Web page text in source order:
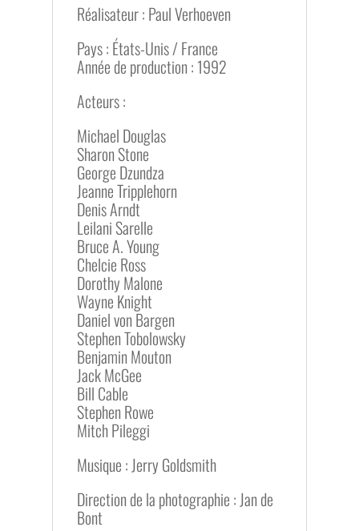
Réalisateur : Paul Verhoeven
Pays : États-Unis / France
Année de production : 1992
Acteurs :
Michael Douglas
Sharon Stone
George Dzundza
Jeanne Tripplehorn
Denis Arndt
Leilani Sarelle
Bruce A. Young
Chelcie Ross
Dorothy Malone
Wayne Knight
Daniel von Bargen
Stephen Tobolowsky
Benjamin Mouton
Jack McGee
Bill Cable
Stephen Rowe
Mitch Pileggi
Musique : Jerry Goldsmith
Direction de la photographie : Jan de
Bont